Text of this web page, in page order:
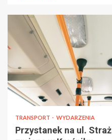
TRANSPORT WYDARZENIA
Przystanek na ul.